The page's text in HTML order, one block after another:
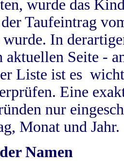
wurde das
der Taufeintrag
In
aktuellen Seite -
Liste ist es
Eine
nur
Monat und Jahr.
Namen